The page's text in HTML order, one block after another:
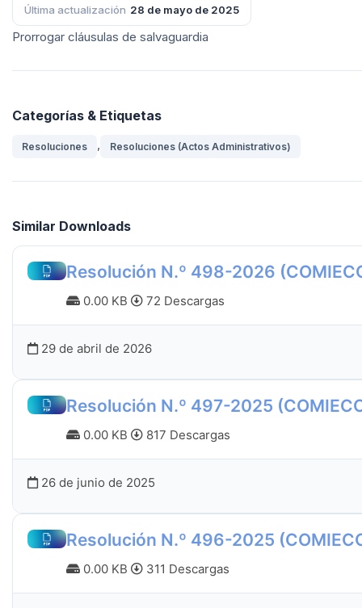
Última actualización 28 de mayo de 2025
Prorrogar cláusulas de salvaguardia
Categorías & Etiquetas
Resoluciones , Resoluciones (Actos Administrativos)
Similar Downloads
Resolución N.º 498-2026
0.00 KB 72 Descargas
29 de abril de 2026
Resolución N.º 497-2025
0.00 KB 817 Descargas
26 de junio de 2025
Resolución N.º 496-2025
0.00 KB 311 Descargas